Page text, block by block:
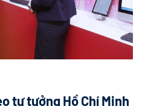
tư tưởng Hồ Chí Minh